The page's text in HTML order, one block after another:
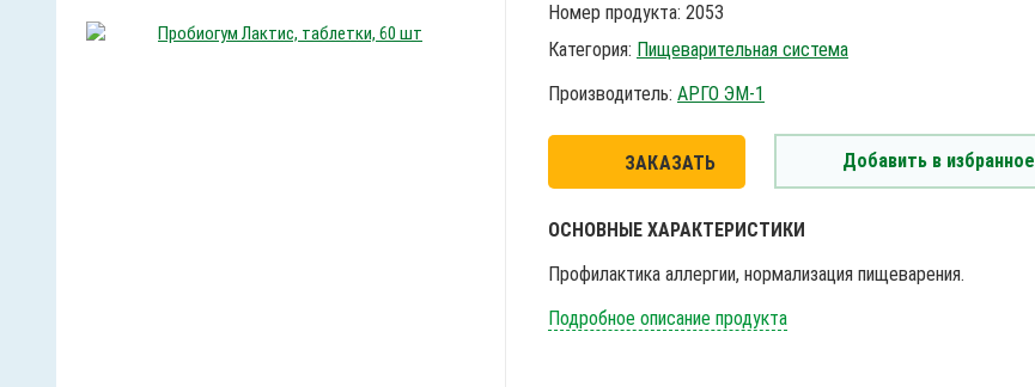
Номер продукта: 2053
Категория: Пищеварительная система
Производитель: АРГО ЭМ-1
ЗАКАЗАТЬ Добавить в избранное
ОСНОВНЫЕ ХАРАКТЕРИСТИКИ
Профилактика аллергии, нормализация пищеварения.
Подробное описание продукта